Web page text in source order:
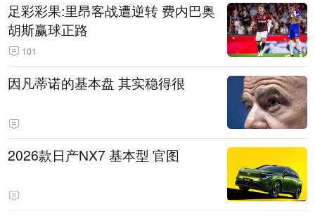
足彩彩果:里昂客战遭逆转 费内巴奥
胡斯赢球正路
101
因凡蒂诺的基本盘 其实稳得很
2026款日产NX7 基本型 官图